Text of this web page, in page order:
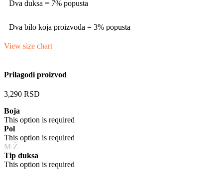
Dva duksa = 7% popusta
Dva bilo koja proizvoda = 3% popusta
View size chart
Prilagodi proizvod
3,290 RSD
Boja
This option is required
Pol
This option is required
M Ž
Tip duksa
This option is required